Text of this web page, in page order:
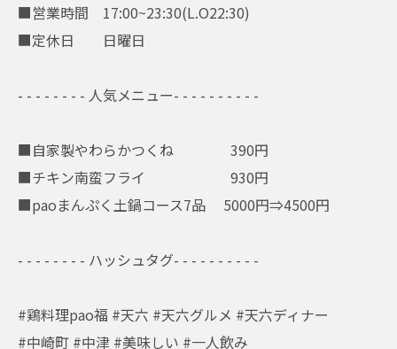
■営業時間 17:00~23:30(L.O22:30)
■定休日 日曜日
- - - - - - - - 人気メニュー- - - - - - - - - -
■自家製やわらかつくね 390円
■チキン南蛮フライ 930円
■paoまんぷく土鍋コース7品 5000円⇒4500円
- - - - - - - - ハッシュタグ- - - - - - - - - -
#鶏料理pao福 #天六 #天六グルメ #天六ディナー
#中崎町 #中津 #美味しい #一人飲み